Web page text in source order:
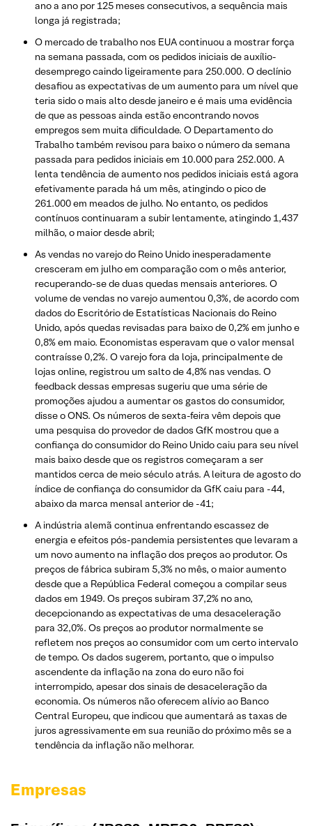
ano a ano por 125 meses consecutivos, a sequência mais
longa já registrada;
O mercado de trabalho nos EUA continuou a mostrar força
na semana passada, com os pedidos iniciais de auxílio-
desemprego caindo ligeiramente para 250.000. O declínio
desafiou as expectativas de um aumento para um nível que
teria sido o mais alto desde janeiro e é mais uma evidência
de que as pessoas ainda estão encontrando novos
empregos sem muita dificuldade. O Departamento do
Trabalho também revisou para baixo o número da semana
passada para pedidos iniciais em 10.000 para 252.000. A
lenta tendência de aumento nos pedidos iniciais está agora
efetivamente parada há um mês, atingindo o pico de
261.000 em meados de julho. No entanto, os pedidos
contínuos continuaram a subir lentamente, atingindo 1,437
milhão, o maior desde abril;
As vendas no varejo do Reino Unido inesperadamente
cresceram em julho em comparação com o mês anterior,
recuperando-se de duas quedas mensais anteriores. O
volume de vendas no varejo aumentou 0,3%, de acordo com
dados do Escritório de Estatísticas Nacionais do Reino
Unido, após quedas revisadas para baixo de 0,2% em junho e
0,8% em maio. Economistas esperavam que o valor mensal
contraísse 0,2%. O varejo fora da loja, principalmente de
lojas online, registrou um salto de 4,8% nas vendas. O
feedback dessas empresas sugeriu que uma série de
promoções ajudou a aumentar os gastos do consumidor,
disse o ONS. Os números de sexta-feira vêm depois que
uma pesquisa do provedor de dados GfK mostrou que a
confiança do consumidor do Reino Unido caiu para seu nível
mais baixo desde que os registros começaram a ser
mantidos cerca de meio século atrás. A leitura de agosto do
índice de confiança do consumidor da GfK caiu para -44,
abaixo da marca mensal anterior de -41;
A indústria alemã continua enfrentando escassez de
energia e efeitos pós-pandemia persistentes que levaram a
um novo aumento na inflação dos preços ao produtor. Os
preços de fábrica subiram 5,3% no mês, o maior aumento
desde que a República Federal começou a compilar seus
dados em 1949. Os preços subiram 37,2% no ano,
decepcionando as expectativas de uma desaceleração
para 32,0%. Os preços ao produtor normalmente se
refletem nos preços ao consumidor com um certo intervalo
de tempo. Os dados sugerem, portanto, que o impulso
ascendente da inflação na zona do euro não foi
interrompido, apesar dos sinais de desaceleração da
economia. Os números não oferecem alívio ao Banco
Central Europeu, que indicou que aumentará as taxas de
juros agressivamente em sua reunião do próximo mês se a
tendência da inflação não melhorar.
Empresas